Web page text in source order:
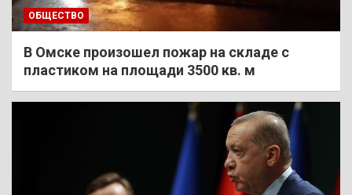
ОБЩЕСТВО
В Омске произошел пожар на складе с
пластиком на площади 3500 кв. м